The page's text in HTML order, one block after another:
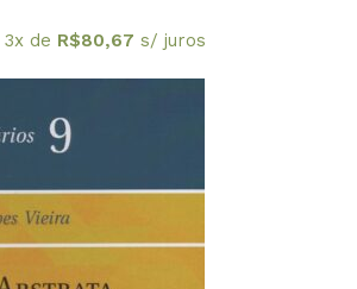
3x de R$80,67 s/ juros